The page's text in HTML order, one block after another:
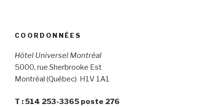
COORDONNÉES
Hôtel Universel Montréal
5000, rue Sherbrooke Est
Montréal (Québec) H1V 1A1
T : 514 253-3365 poste 276